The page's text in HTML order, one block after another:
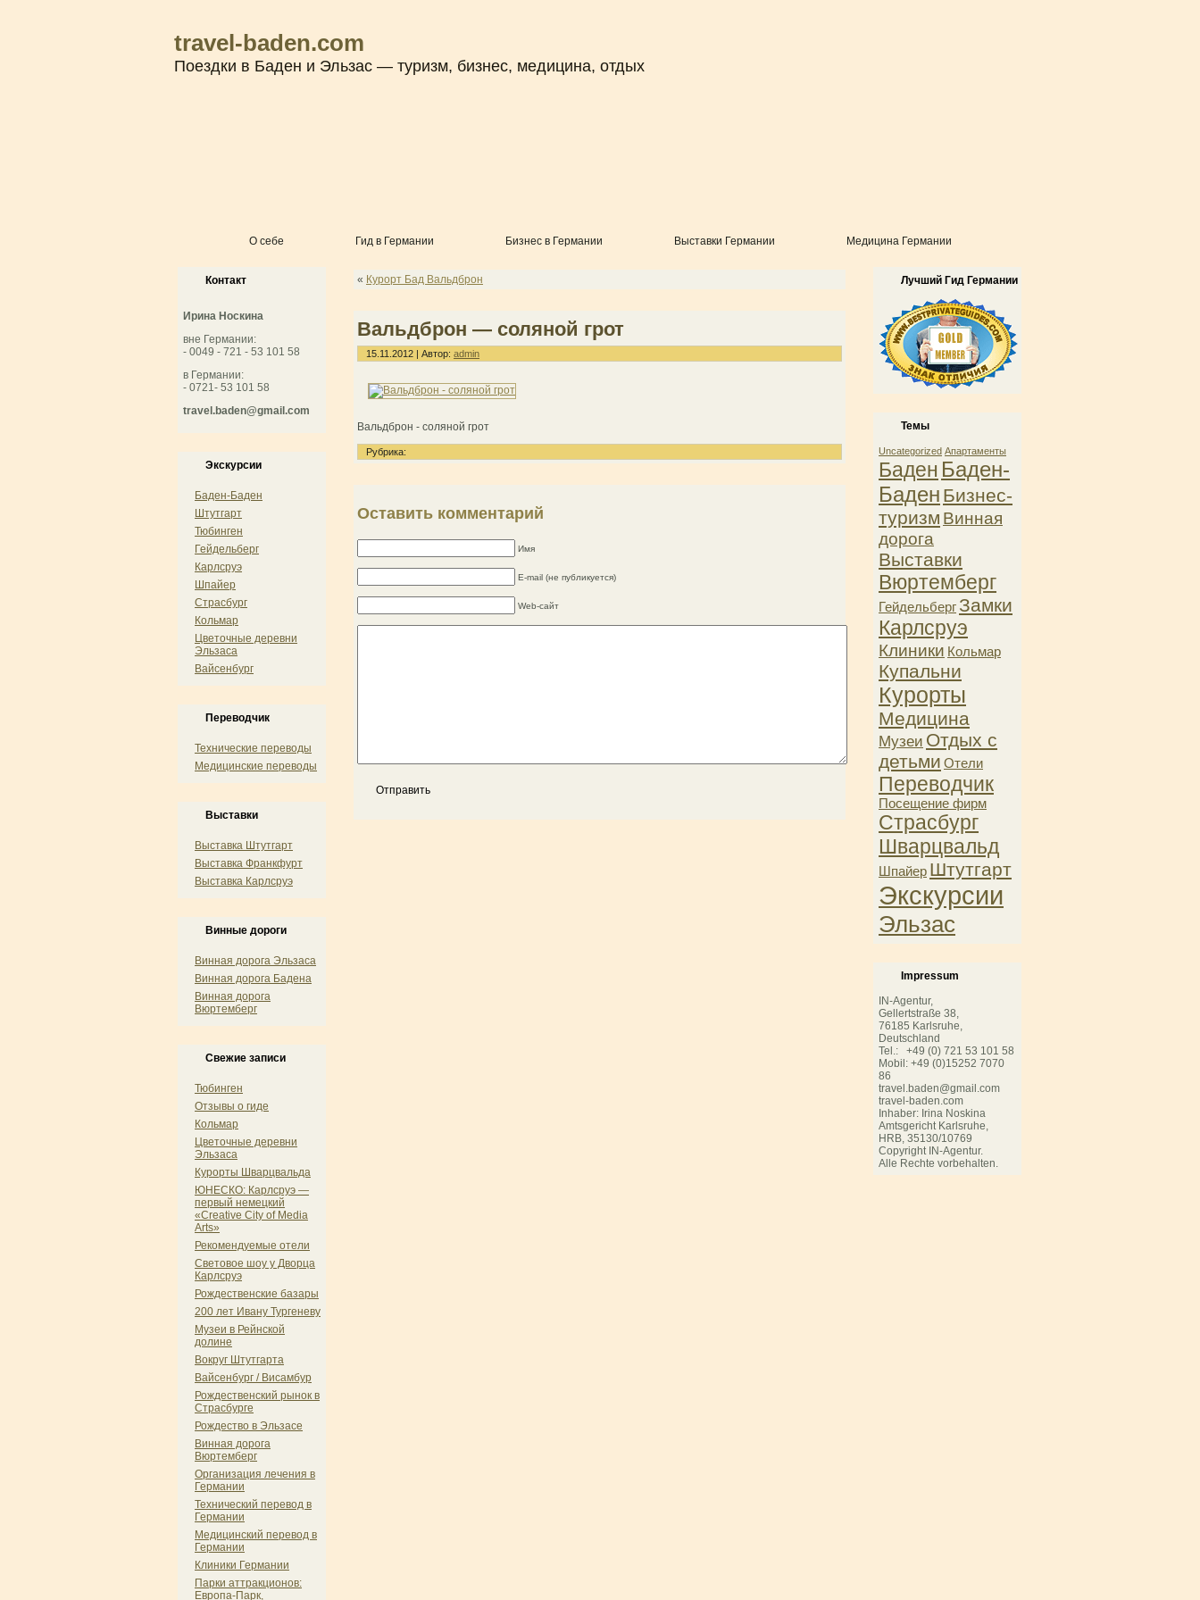
travel-baden.com
Поездки в Баден и Эльзас — туризм, бизнес, медицина, отдых
О себе Гид в Германии Бизнес в Германии Выставки Германии Медицина Германии
Контакт
Ирина Носкина
вне Германии:
- 0049 - 721 - 53 101 58
в Германии:
- 0721- 53 101 58
travel.baden@gmail.com
Экскурсии
Баден-Баден
Штутгарт
Тюбинген
Гейдельберг
Карлсруэ
Шпайер
Страсбург
Кольмар
Цветочные деревни
Эльзаса
Вайсенбург
Переводчик
Технические переводы
Медицинские переводы
Выставки
Выставка Штутгарт
Выставка Франкфурт
Выставка Карлсруэ
Винные дороги
Винная дорога Эльзаса
Винная дорога Бадена
Винная дорога
Вюртемберг
Свежие записи
Тюбинген
Отзывы о гиде
Кольмар
Цветочные деревни
Эльзаса
Курорты Шварцвальда
ЮНЕСКО: Карлсруэ —
первый немецкий
«Creative City of Media
Arts»
Рекомендуемые отели
Световое шоу у Дворца
Карлсруэ
Рождественские базары
200 лет Ивану Тургеневу
Музеи в Рейнской
долине
Вокруг Штутгарта
Вайсенбург / Висамбур
Рождественский рынок в
Страсбурге
Рождество в Эльзасе
Винная дорога
Вюртемберг
Организация лечения в
Германии
Технический перевод в
Германии
Медицинский перевод в
Германии
Клиники Германии
Парки аттракционов:
Европа-Парк,
« Курорт Бад Вальдброн
Вальдброн — соляной грот
15.11.2012 | Автор: admin
Вальдброн - соляной грот
Рубрика:
Оставить комментарий
Имя
E-mail (не публикуется)
Web-сайт
Лучший Гид Германии
Темы
Uncategorized Апартаменты
Баден Баден-
Баден Бизнес-
туризм Винная
дорога
Выставки
Вюртемберг
Гейдельберг Замки
Карлсруэ
Клиники Кольмар
Купальни
Курорты
Медицина
Музеи Отдых с
детьми Отели
Переводчик
Посещение фирм
Страсбург
Шварцвальд
Шпайер Штутгарт
Экскурсии
Эльзас
Impressum
IN-Agentur,
Gellertstraße 38,
76185 Karlsruhe,
Deutschland
Tel.: +49 (0) 721 53 101 58
Mobil: +49 (0)15252 7070
86
travel.baden@gmail.com
travel-baden.com
Inhaber: Irina Noskina
Amtsgericht Karlsruhe,
HRB, 35130/10769
Copyright IN-Agentur.
Alle Rechte vorbehalten.